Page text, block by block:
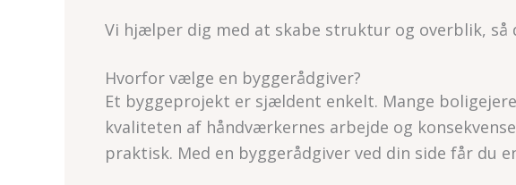
Vi hjælper dig med at skabe struktur og overblik,
Hvorfor vælge en byggerådgiver?
Et byggeprojekt er sjældent enkelt. Mange
kvaliteten af håndværkernes arbejde og
praktisk. Med en byggerådgiver ved din side får du